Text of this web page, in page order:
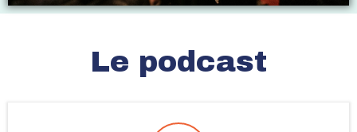
Le podcast